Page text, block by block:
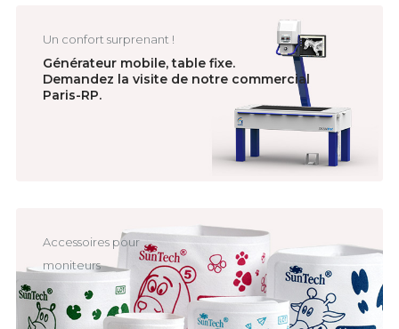
Un confort surprenant !
Générateur mobile, table fixe.
Demandez la visite de notre commercial
Paris-RP.
Accessoires pour
moniteurs